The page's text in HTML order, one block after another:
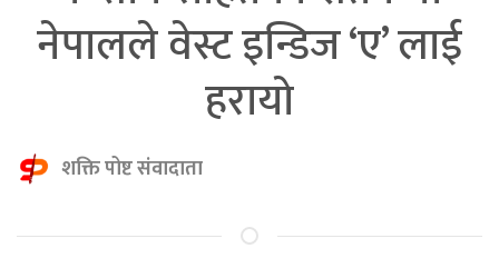
नेपालले वेस्ट इन्डिज ‘ए’ लाई
हरायो
शक्ति पोष्ट संवादाता